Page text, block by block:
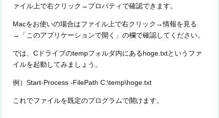
ァイル上で右クリック→プロパティで確認できます。
Macをお使いの場合はファイル上で右クリック→情報を見る
→「このアプリケーションで開く」の欄で確認してください。
では、Cドライブのtempフォルダ内にあるhoge.txtというファ
イルを起動してみましょう。
例）Start-Process -FilePath C:\temp\hoge.txt
これでファイルを既定のプログラムで開けます。